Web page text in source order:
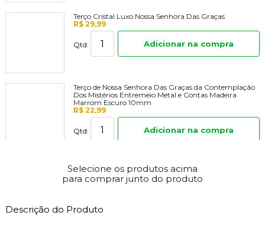
Terço Cristal Luxo Nossa Senhora Das Graças
R$ 29,99
Qtd: Adicionar na compra
Terço de Nossa Senhora Das Graças da Contemplação
Dos Mistérios Entremeio Metal e Contas Madeira
Marrom Escuro 10mm
R$ 22,99
Qtd: Adicionar na compra
13,5cm
R$ 38,49
Selecione os produtos acima
para comprar junto do produto
Descrição do Produto